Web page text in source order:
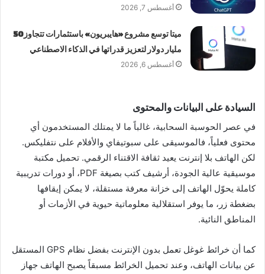
أغسطس 7, 2026
ميتا توسع مشروع «هايبريون» باستثمارات تتجاوز 50
مليار دولار لتعزيز قدراتها في الذكاء الاصطناعي
أغسطس 6, 2026
السيادة على البيانات والمحتوى
في عصر الحوسبة السحابية، غالباً ما لا يمتلك المستخدمون أي
محتوى فعلياً، فالموسيقى على سبوتيفاي والأفلام على نتفليكس.
لكن الهاتف بلا إنترنت يعيد ثقافة الاقتناء الرقمي. تحميل مكتبة
موسيقية عالية الجودة، أرشيف كتب بصيغة PDF، أو دورات تدريبية
كاملة يحوّل الهاتف إلى خزانة معرفة مستقلة، لا يمكن إيقافها
بضغطة زر، ما يوفر استقلالية معلوماتية حيوية في الأزمات أو
المناطق النائية.
كما أن خرائط غوغل تعمل بدون الإنترنت بفضل نظام GPS المستقل
عن بيانات الهاتف، وعند تحميل الخرائط مسبقاً يصبح الهاتف جهاز